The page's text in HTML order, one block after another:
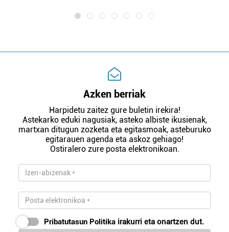
Azken berriak
Harpidetu zaitez gure buletin irekira!
Astekarko eduki nagusiak, asteko albiste ikusienak,
martxan ditugun zozketa eta egitasmoak, asteburuko
egitarauen agenda eta askoz gehiago!
Ostiralero zure posta elektronikoan.
Pribatutasun Politika irakurri eta onartzen dut.